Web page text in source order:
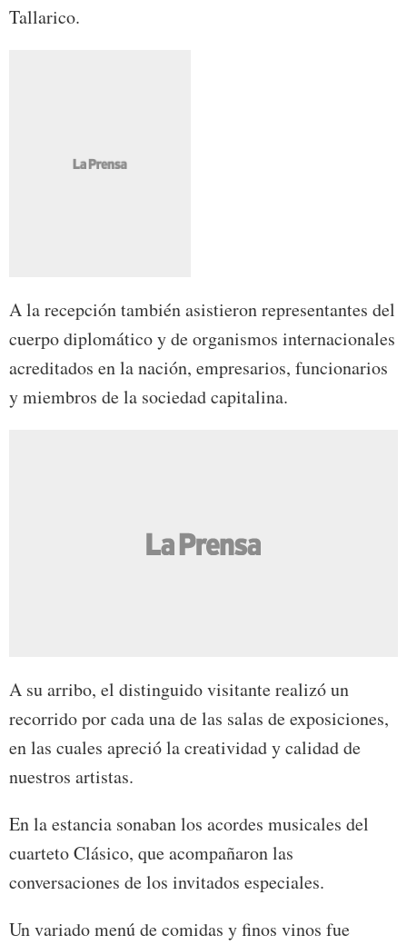
Tallarico.
A la recepción también asistieron representantes del
cuerpo diplomático y de organismos internacionales
acreditados en la nación, empresarios, funcionarios
y miembros de la sociedad capitalina.
A su arribo, el distinguido visitante realizó un
recorrido por cada una de las salas de exposiciones,
en las cuales apreció la creatividad y calidad de
nuestros artistas.
En la estancia sonaban los acordes musicales del
cuarteto Clásico, que acompañaron las
conversaciones de los invitados especiales.
Un variado menú de comidas y finos vinos fue